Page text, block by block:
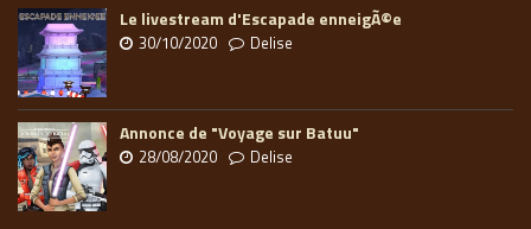
Le livestream d'Escapade enneigÃ©e
30/10/2020 Delise
Annonce de "Voyage sur Batuu"
28/08/2020 Delise